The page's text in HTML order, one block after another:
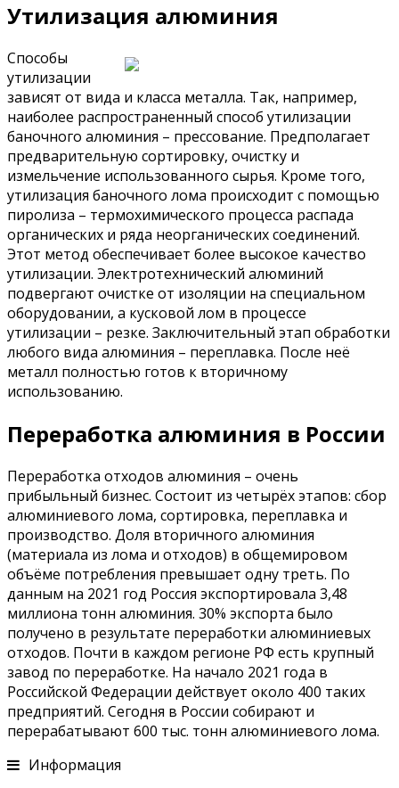
Утилизация алюминия
Способы
утилизации
зависят от вида и класса металла. Так, например,
наиболее распространенный способ утилизации
баночного алюминия – прессование. Предполагает
предварительную сортировку, очистку и
измельчение использованного сырья. Кроме того,
утилизация баночного лома происходит с помощью
пиролиза – термохимического процесса распада
органических и ряда неорганических соединений.
Этот метод обеспечивает более высокое качество
утилизации. Электротехнический алюминий
подвергают очистке от изоляции на специальном
оборудовании, а кусковой лом в процессе
утилизации – резке. Заключительный этап обработки
любого вида алюминия – переплавка. После неё
металл полностью готов к вторичному
использованию.
Переработка алюминия в России
Переработка отходов алюминия – очень
прибыльный бизнес. Состоит из четырёх этапов: сбор
алюминиевого лома, сортировка, переплавка и
производство. Доля вторичного алюминия
(материала из лома и отходов) в общемировом
объёме потребления превышает одну треть. По
данным на 2021 год Россия экспортировала 3,48
миллиона тонн алюминия. 30% экспорта было
получено в результате переработки алюминиевых
отходов. Почти в каждом регионе РФ есть крупный
завод по переработке. На начало 2021 года в
Российской Федерации действует около 400 таких
предприятий. Сегодня в России собирают и
перерабатывают 600 тыс. тонн алюминиевого лома.
Информация